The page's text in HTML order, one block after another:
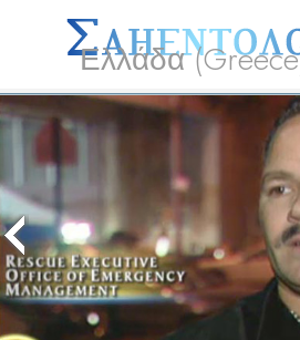
Ελλάδα
Χάμπαρντ
Τι είναι η
Σαηεντολογία;
Εθελοντές
Λειτουργοί